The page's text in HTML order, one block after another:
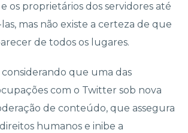
e os proprietários dos servidores até
mas não existe a certeza de que
de todos os lugares.
considerando que uma das
com o Twitter sob nova
de conteúdo, que assegura
humanos e inibe a